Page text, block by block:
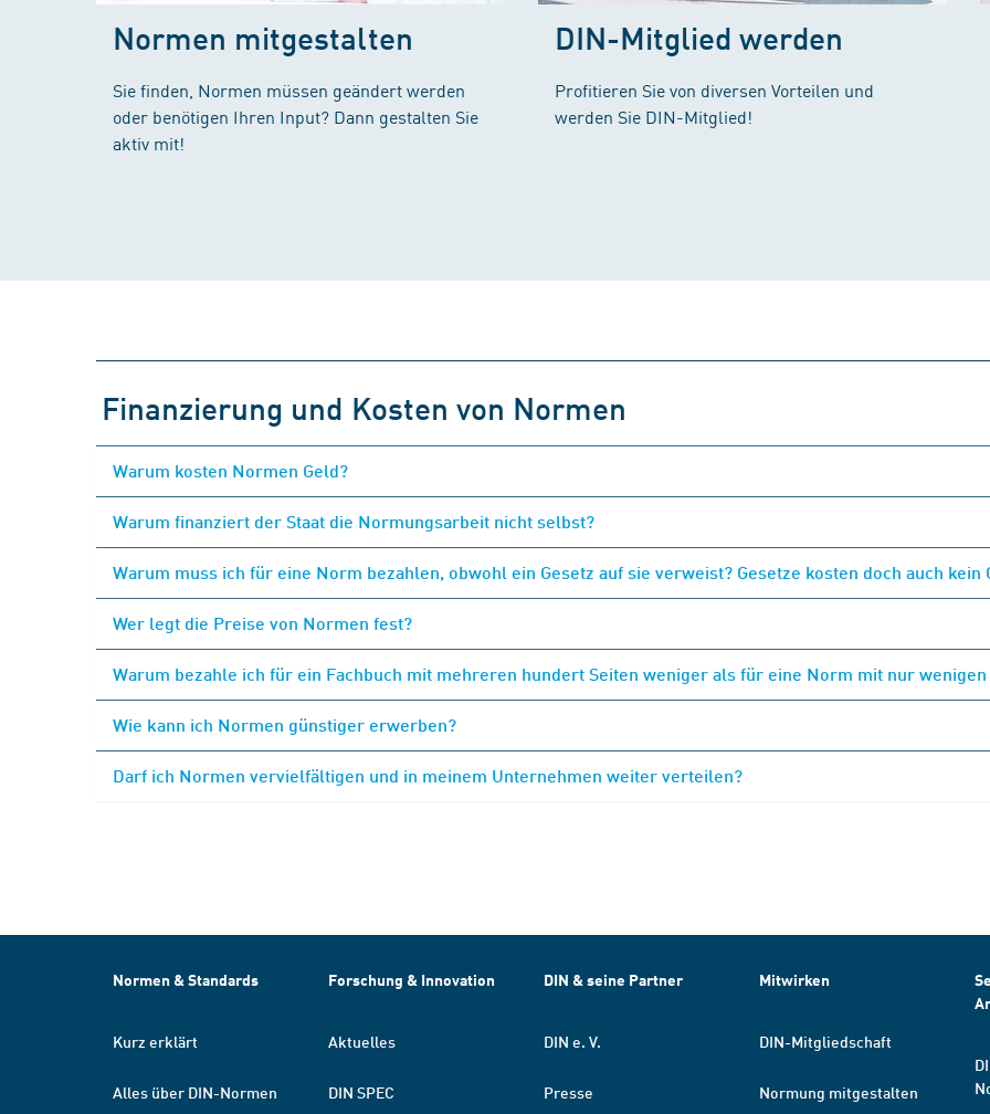
Normen mitgestalten
Sie finden, Normen müssen geändert werden
oder benötigen Ihren Input? Dann gestalten Sie
aktiv mit!
DIN-Mitglied werden
Profitieren Sie von diversen Vorteilen und
werden Sie DIN-Mitglied!
Finanzierung und Kosten von Normen
Warum kosten Normen Geld?
Warum finanziert der Staat die Normungsarbeit nicht selbst?
Warum muss ich für eine Norm bezahlen, obwohl ein Gesetz auf sie verweist? Gesetze kosten doch auch kein
Wer legt die Preise von Normen fest?
Warum bezahle ich für ein Fachbuch mit mehreren hundert Seiten weniger als für eine Norm mit nur wenigen
Wie kann ich Normen günstiger erwerben?
Darf ich Normen vervielfältigen und in meinem Unternehmen weiter verteilen?
Normen & Standards
Kurz erklärt
Alles über DIN-Normen
Forschung & Innovation
Aktuelles
DIN SPEC
DIN & seine Partner
DIN e. V.
Presse
Mitwirken
DIN-Mitgliedschaft
Normung mitgestalten